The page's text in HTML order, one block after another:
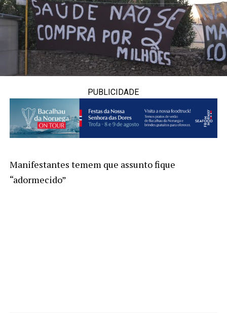
PUBLICIDADE
Manifestantes temem que assunto fique
“adormecido”